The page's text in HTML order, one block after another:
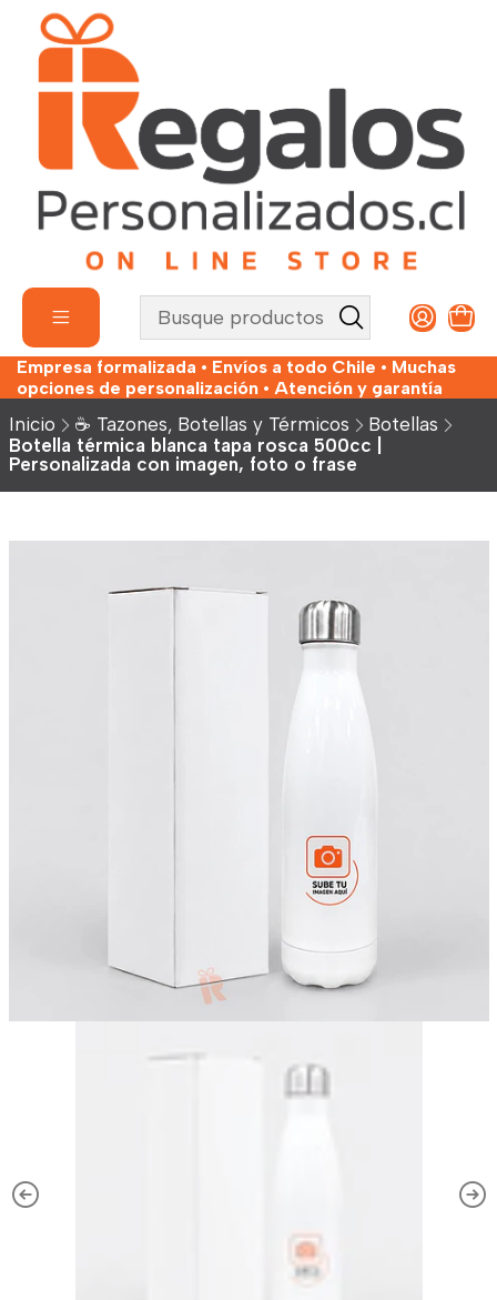
Empresa formalizada • Envíos a todo Chile • Muchas
opciones de personalización • Atención y garantía
Inicio ☕ Tazones, Botellas y Térmicos
Botellas
Botella térmica blanca tapa rosca 500cc |
Personalizada con imagen, foto o frase